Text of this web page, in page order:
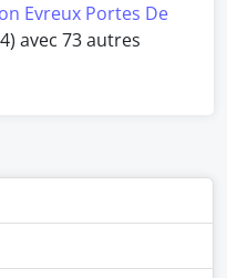
Evreux Portes De
avec 73 autres